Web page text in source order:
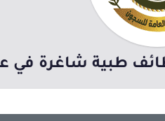
طبية شاغرة في